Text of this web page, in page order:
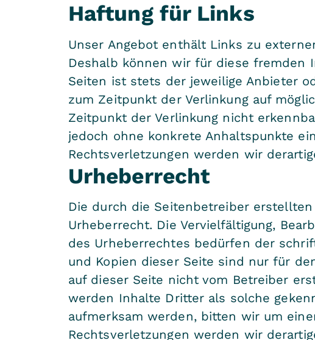
Haftung für Links
Unser Angebot enthält Links zu
Deshalb können wir für diese fremden
Seiten ist stets der jeweilige Anbieter
zum Zeitpunkt der Verlinkung auf
Zeitpunkt der Verlinkung nicht
jedoch ohne konkrete Anhaltspunkte
Rechtsverletzungen werden wir
Urheberrecht
Die durch die Seitenbetreiber
Urheberrecht. Die Vervielfältigung,
des Urheberrechtes bedürfen der
und Kopien dieser Seite sind nur für
auf dieser Seite nicht vom Betreiber
werden Inhalte Dritter als solche
aufmerksam werden, bitten wir um
Rechtsverletzungen werden wir